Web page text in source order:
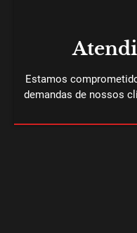
Estamos
demandas de nossos